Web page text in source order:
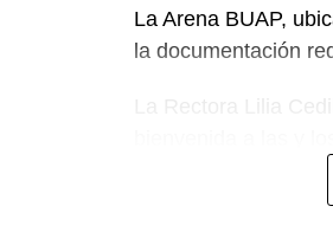
La Arena BUAP,
la documentación
saludó y agradeció